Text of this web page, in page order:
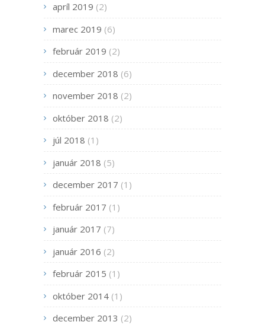
apríl 2019 (2)
marec 2019 (6)
február 2019 (2)
december 2018 (6)
november 2018 (2)
október 2018 (2)
júl 2018 (1)
január 2018 (5)
december 2017 (1)
február 2017 (1)
január 2017 (7)
január 2016 (2)
február 2015 (1)
október 2014 (1)
december 2013 (2)